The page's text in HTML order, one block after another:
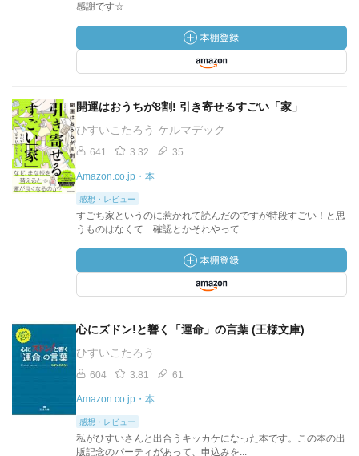
感謝です☆
開運はおうちが8割! 引き寄せるすごい「家」
ひすいこたろう ケルマデック
641 3.32 35
Amazon.co.jp・本
感想・レビュー
すごち家というのに惹かれて読んだのですが特段すごい！と思
うものはなくて…確認とかそれやって...
心にズドン!と響く「運命」の言葉 (王様文庫)
ひすいこたろう
604 3.81 61
Amazon.co.jp・本
感想・レビュー
私がひすいさんと出合うキッカケになった本です。この本の出
版記念のパーティがあって、申込みを...